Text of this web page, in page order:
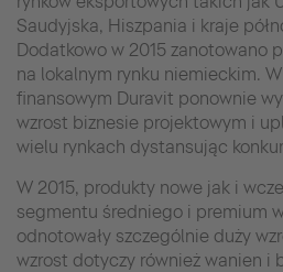
Saudyjska, Hiszpania i kraje
Dodatkowo w 2015 zanotowano
na lokalnym rynku niemieckim.
finansowym Duravit ponownie
wzrost biznesie projektowym i
wielu rynkach dystansując
W 2015, produkty nowe jak i
segmentu średniego i premium
odnotowały szczególnie duży
wzrost dotyczy również wanien i